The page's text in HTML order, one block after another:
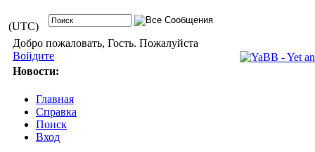
(UTC)
Добро пожаловать, Гость. Пожалуйста
Войдите
Новости:
Главная
Справка
Поиск
Вход